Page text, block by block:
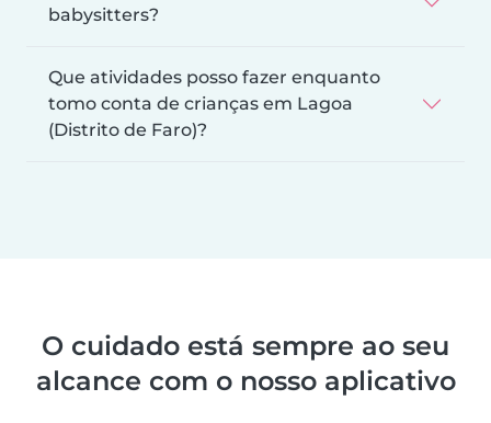
babysitters?
Que atividades posso fazer enquanto
tomo conta de crianças em Lagoa
(Distrito de Faro)?
O cuidado está sempre ao seu
alcance com o nosso aplicativo